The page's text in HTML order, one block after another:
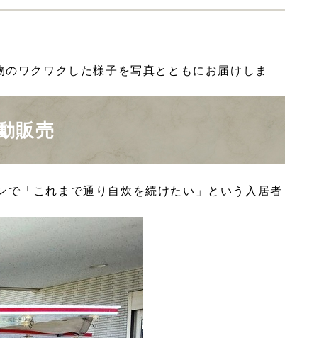
ワクワクした様子を写真とともにお届けしま
販売
「これまで通り自炊を続けたい」という入居者